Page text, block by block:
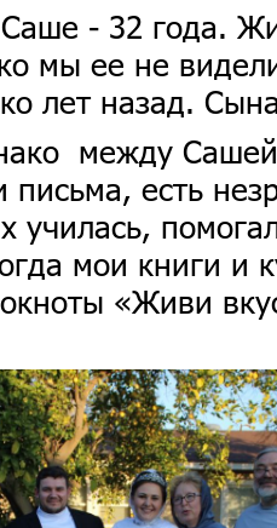
- 32 года.
мы ее не
лет назад.
между
письма, есть
училась,
мои книги и
«Живи